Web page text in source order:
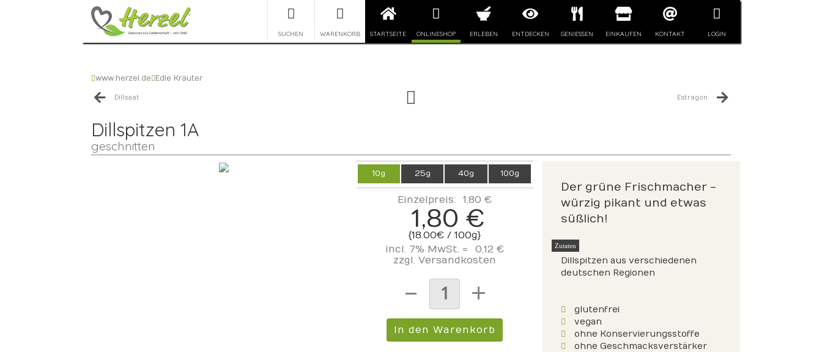
SUCHEN WARENKORB STARTSEITE ONLINESHOP ERLEBEN ENTDECKEN GENIESSEN EINKAUFEN KONTAKT LOGIN
www.herzel.de Edle Kräuter
Dillsaat Estragon
Dillspitzen 1A
geschnitten
10g 25g 40g 100g
Einzelpreis: 1,80 €
1,80 €
{18.00€ / 100g}
incl. 7% MwSt. =
0,12 €
zzgl. Versandkosten
Der grüne Frischmacher -
würzig pikant und etwas
süßlich!
Zutaten
Dillspitzen aus verschiedenen
deutschen Regionen
glutenfrei
vegan
ohne Konservierungsstoffe
ohne Geschmacksverstärker